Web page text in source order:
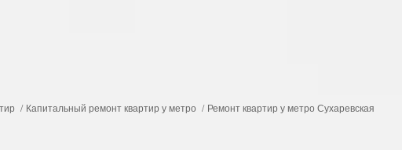
Капитальный ремонт квартир у метро Ремонт квартир у метро Сухаревская